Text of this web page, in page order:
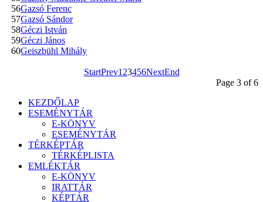
56Gazsó Ferenc
57Gazsó Sándor
58Géczi István
59Géczi János
60Geiszbühl Mihály
StartPrev1 23456NextEnd
Page 3 of 6
KEZDŐLAP
ESEMÉNYTÁR
E-KÖNYV
ESEMÉNYTÁR
TÉRKÉPTÁR
TÉRKÉPLISTA
EMLÉKTÁR
E-KÖNYV
IRATTÁR
KÉPTÁR